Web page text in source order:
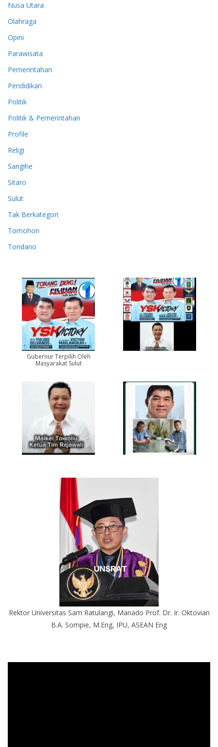
Nusa Utara
Olahraga
Opini
Parawisata
Pemerintahan
Pendidikan
Politik
Politik & Pemerintahan
Profile
Religi
Sangihe
Sitaro
Sulut
Tak Berkategori
Tomohon
Tondano
Gubernur Terpilih Oleh
Masyarakat Sulut
Rektor Universitas Sam Ratulangi, Manado Prof. Dr. Ir. Oktovian
B.A. Sompie, M.Eng, IPU, ASEAN Eng